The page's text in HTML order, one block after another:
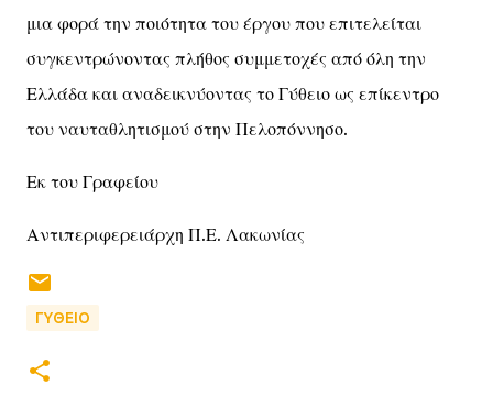
μια φορά την ποιότητα του έργου που επιτελείται
συγκεντρώνοντας πλήθος συμμετοχές από όλη την
Ελλάδα και αναδεικνύοντας το Γύθειο ως επίκεντρο
του ναυταθλητισμού στην Πελοπόννησο.
Εκ του Γραφείου
Αντιπεριφερειάρχη Π.Ε. Λακωνίας
ΓΥΘΕΙΟ